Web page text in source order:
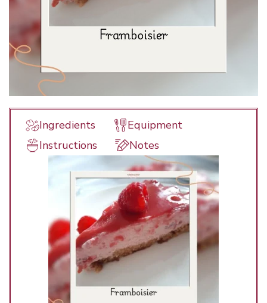
Ingredients
Equipment
Instructions
Notes